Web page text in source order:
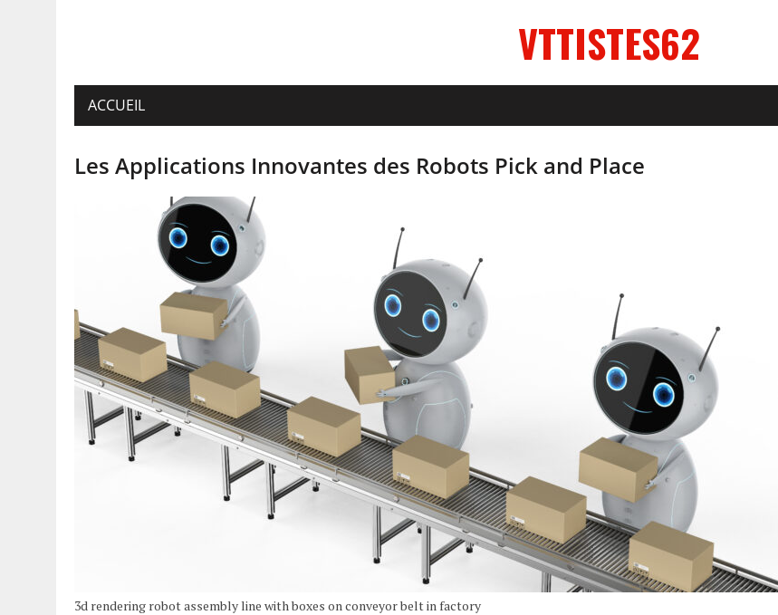
VTTISTES62
ACCUEIL
Les Applications Innovantes des Robots Pick and Place
3d rendering robot assembly line with boxes on conveyor belt in factory